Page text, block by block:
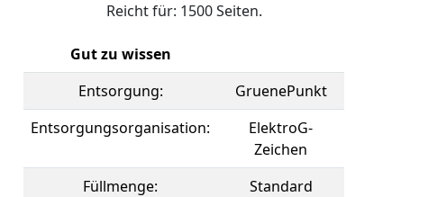
Reicht für: 1500 Seiten.
Gut zu wissen
Entsorgung:
GruenePunkt
Entsorgungsorganisation:
ElektroG-
Zeichen
Füllmenge:
Standard